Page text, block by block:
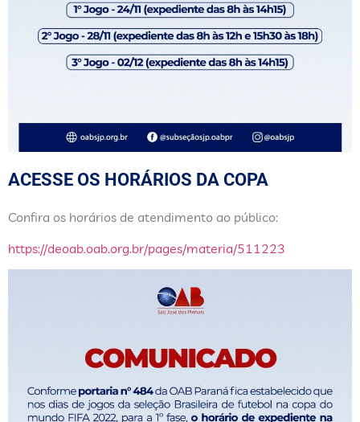
ACESSE OS HORÁRIOS DA COPA
Confira os horários de atendimento ao público:
https://deoab.oab.org.br/pages/materia/511223